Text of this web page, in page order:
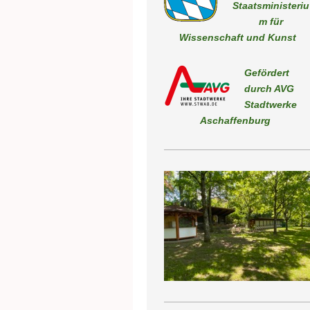
Staatsministeriu
m für
Wissenschaft und Kunst
Gefördert
durch AVG
Stadtwerke
Aschaffenburg